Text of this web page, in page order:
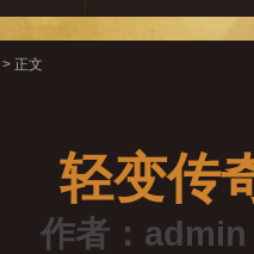
> 正文
轻变传
作者：admin